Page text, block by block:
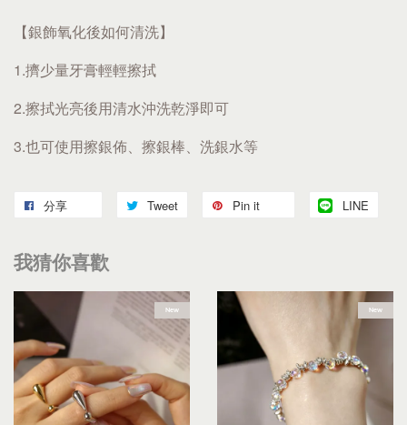
【銀飾氧化後如何清洗】
1.擠少量牙膏輕輕擦拭
2.擦拭光亮後用清水沖洗乾淨即可
3.也可使用擦銀佈、擦銀棒、洗銀水等
分享 Tweet Pin it LINE
我猜你喜歡
New New